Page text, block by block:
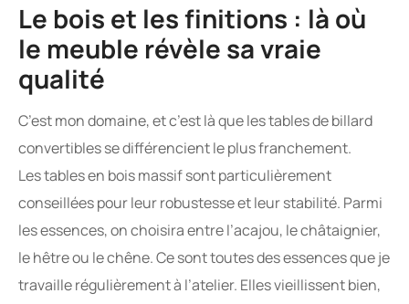
Le bois et les finitions : là où
le meuble révèle sa vraie
qualité
C’est mon domaine, et c’est là que les tables de billard
convertibles se différencient le plus franchement.
Les tables en bois massif sont particulièrement
conseillées pour leur robustesse et leur stabilité. Parmi
les essences, on choisira entre l’acajou, le châtaignier,
le hêtre ou le chêne. Ce sont toutes des essences que je
travaille régulièrement à l’atelier. Elles vieillissent bien,